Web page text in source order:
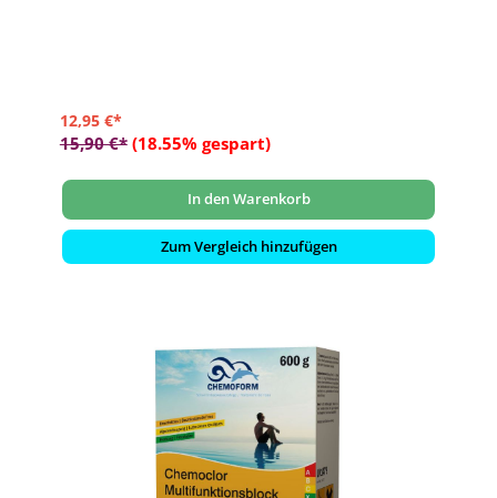
12,95 €*
15,90 €* (18.55% gespart)
In den Warenkorb
Zum Vergleich hinzufügen